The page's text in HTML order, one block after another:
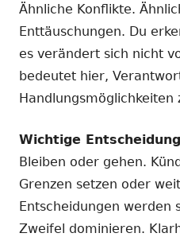
Ähnliche Konflikte.
Enttäuschungen. Du
es verändert sich nicht
bedeutet hier,
Handlungsmöglichkeiten
Wichtige
Bleiben oder gehen.
Grenzen setzen oder
Entscheidungen werden
Zweifel dominieren.